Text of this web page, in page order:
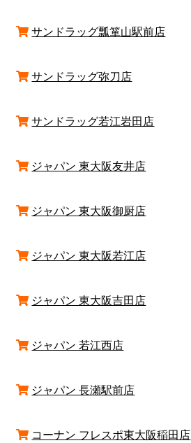
サンドラッグ瓢箪山駅前店
サンドラッグ弥刀店
サンドラッグ若江岩田店
ジャパン 東大阪友井店
ジャパン 東大阪御厨店
ジャパン 東大阪若江店
ジャパン 東大阪吉田店
ジャパン 若江西店
ジャパン 長瀬駅前店
コーナン フレスポ東大阪稲田店